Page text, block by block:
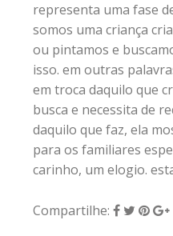
representa uma fase
somos uma criança
ou pintamos e
isso. em outras
em troca daquilo que
busca e necessita de
daquilo que faz, ela
para os familiares
carinho, um elogio.
Compartilhe: